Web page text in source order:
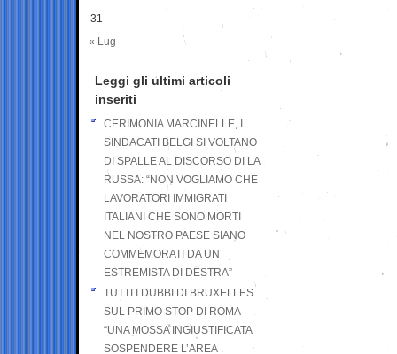
31
« Lug
Leggi gli ultimi articoli
inseriti
CERIMONIA MARCINELLE, I
SINDACATI BELGI SI VOLTANO
DI SPALLE AL DISCORSO DI LA
RUSSA: “NON VOGLIAMO CHE
LAVORATORI IMMIGRATI
ITALIANI CHE SONO MORTI
NEL NOSTRO PAESE SIANO
COMMEMORATI DA UN
ESTREMISTA DI DESTRA”
TUTTI I DUBBI DI BRUXELLES
SUL PRIMO STOP DI ROMA
“UNA MOSSA INGIUSTIFICATA
SOSPENDERE L’AREA